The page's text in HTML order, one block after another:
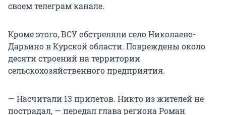
своем телеграм канале.
Кроме этого, ВСУ обстреляли село Николаево-
Дарьино в Курской области. Повреждены около
десяти строений на территории
сельскохозяйственного предприятия.
— Насчитали 13 прилетов. Никто из жителей не
пострадал, — передал глава региона Роман